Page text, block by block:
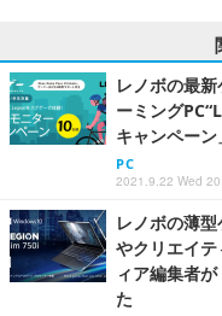
レノボの最
ーミング
キャンペーン
PC
2021.9.22 Wed
レノボの薄
やクリエイ
ィア編集者
た